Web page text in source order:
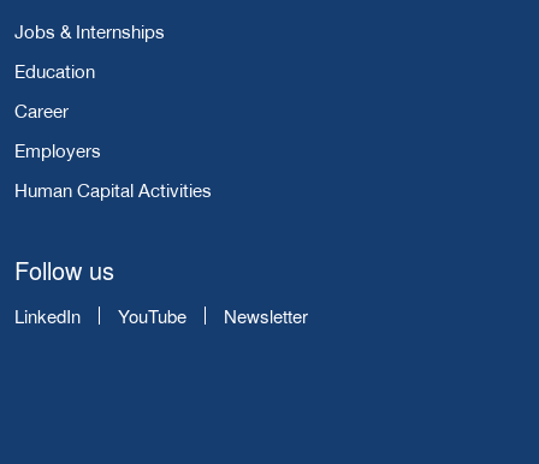
Jobs & Internships
Education
Career
Employers
Human Capital Activities
Follow us
LinkedIn YouTube Newsletter